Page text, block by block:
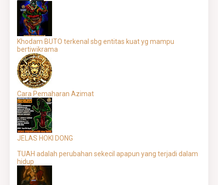
Khodam BUTO terkenal sbg entitas kuat yg mampu
bertiwikrama
Cara Pemaharan Azimat
JELAS HOKI DONG
TUAH adalah perubahan sekecil apapun yang terjadi dalam
hidup